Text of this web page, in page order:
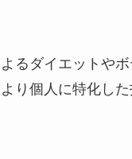
るダイエットやボ
り個人に特化し